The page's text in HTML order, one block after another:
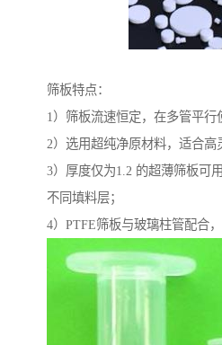
筛板特点：
1）筛板流速恒定，在多管平行
2）选用超纯净原材料，适合高
3）厚度仅为1.2 的超薄筛板可
不同填料层；
4）PTFE筛板与玻璃柱管配合